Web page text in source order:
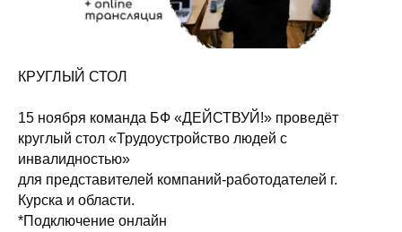
КРУГЛЫЙ СТОЛ
15 ноября команда БФ «ДЕЙСТВУЙ!» проведёт
круглый стол «Трудоустройство людей с
инвалидностью»
для представителей компаний-работодателей г.
Курска и области.
*Подключение онлайн